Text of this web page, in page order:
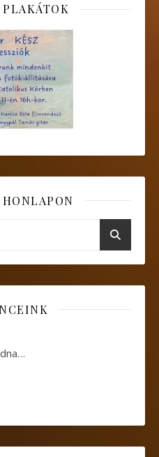
HONLAPON